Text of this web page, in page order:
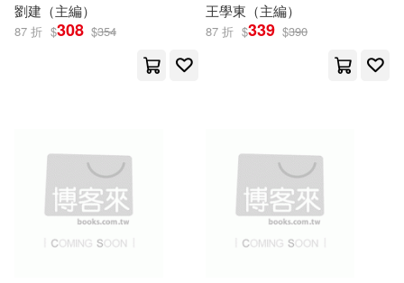
金利（主編）(104)
閆仲渝（主編）(103)
周漢琴（主編）(102)
嚴軍（總主編）(102)
中國勞動社會保障出版社(1543)
中國法制出版社(1507)
廈門大學出版社(1491)
劉建（主編）
87 折 $308 $354
王學東（主編）
87 折 $339 $390